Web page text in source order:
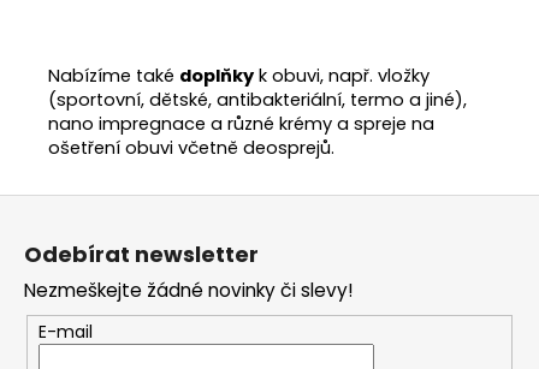
Nabízíme také doplňky k obuvi, např. vložky
(sportovní, dětské, antibakteriální, termo a jiné),
nano impregnace a různé krémy a spreje na
ošetření obuvi včetně deosprejů.
Z
Odebírat newsletter
Nezmeškejte žádné novinky či slevy!
E-mail